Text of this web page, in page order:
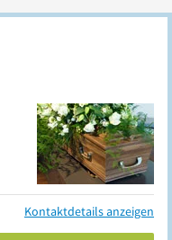
Kontaktdetails anzeigen